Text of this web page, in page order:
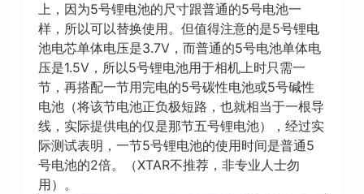
上，因为5号锂电池的尺寸跟普通的5号电池一
样，所以可以替换使用。但值得注意的是5号锂电
池电芯单体电压是3.7V，而普通的5号电池单体电
压是1.5V，所以5号锂电池用于相机上时只需一
节，再搭配一节用完电的5号碳性电池或5号碱性
电池（将该节电池正负极短路，也就相当于一根导
线，实际提供电的仅是那节五号锂电池），经过实
际测试表明，一节5号锂电池的使用时间是普通5
号电池的2倍。（XTAR不推荐，非专业人士勿
用）。